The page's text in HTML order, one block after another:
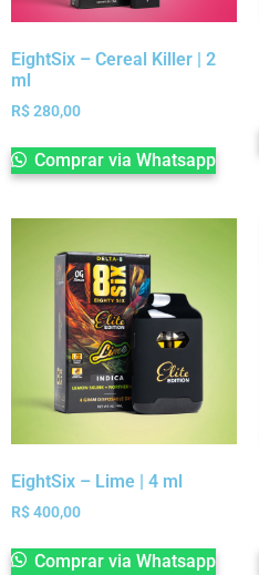
EightSix – Cereal Killer | 2
ml
R$280,00
Comprar via Whatsapp
EightSix – Lime | 4 ml
R$400,00
Comprar via Whatsapp